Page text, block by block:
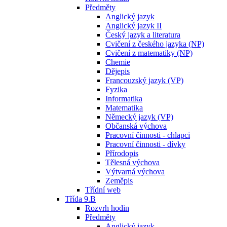
Předměty
Anglický jazyk
Anglický jazyk II
Český jazyk a literatura
Cvičení z českého jazyka (NP)
Cvičení z matematiky (NP)
Chemie
Dějepis
Francouzský jazyk (VP)
Fyzika
Informatika
Matematika
Německý jazyk (VP)
Občanská výchova
Pracovní činnosti - chlapci
Pracovní činnosti - dívky
Přírodopis
Tělesná výchova
Výtvarná výchova
Zeměpis
Třídní web
Třída 9.B
Rozvrh hodin
Předměty